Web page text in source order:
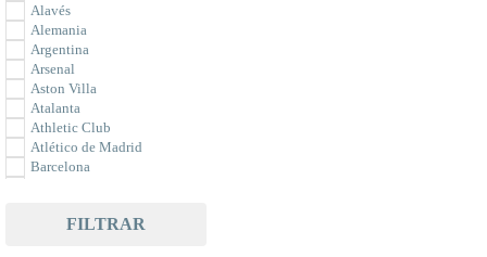
Alavés
Alemania
Argentina
Arsenal
Aston Villa
Atalanta
Athletic Club
Atlético de Madrid
Barcelona
BenficaFILTRAR